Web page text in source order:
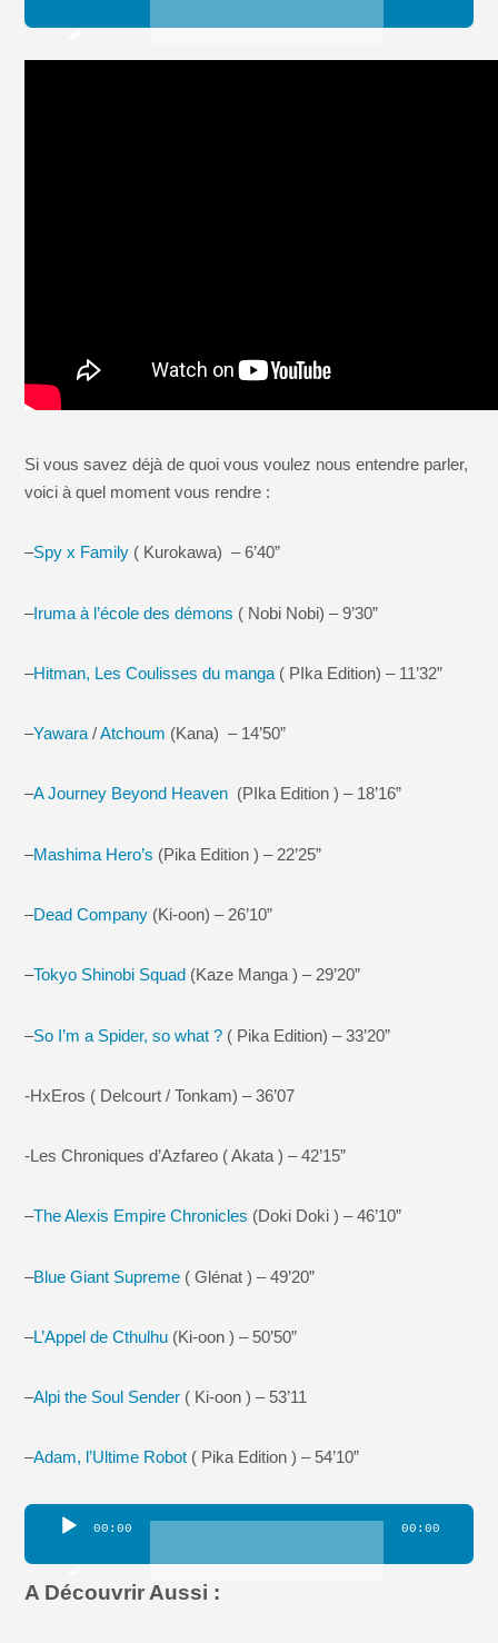
Si vous savez déjà de quoi vous voulez nous entendre parler,
voici à quel moment vous rendre :
–Spy x Family ( Kurokawa) – 6’40”
–Iruma à l’école des démons ( Nobi Nobi) – 9’30”
–Hitman, Les Coulisses du manga ( PIka Edition) – 11’32”
–Yawara /Atchoum (Kana) – 14’50”
–A Journey Beyond Heaven (PIka Edition ) – 18’16”
–Mashima Hero’s (Pika Edition ) – 22’25”
–Dead Company (Ki-oon) – 26’10”
–Tokyo Shinobi Squad (Kaze Manga ) – 29’20”
–So I’m a Spider, so what ? ( Pika Edition) – 33’20”
-HxEros ( Delcourt / Tonkam) – 36’07
-Les Chroniques d’Azfareo ( Akata ) – 42’15”
–The Alexis Empire Chronicles (Doki Doki ) – 46’10”
–Blue Giant Supreme ( Glénat ) – 49’20”
–L’Appel de Cthulhu (Ki-oon ) – 50’50”
–Alpi the Soul Sender ( Ki-oon ) – 53’11
–Adam, l’Ultime Robot ( Pika Edition ) – 54’10”
Lecteur
00:00 00:00
A Découvrir Aussi :